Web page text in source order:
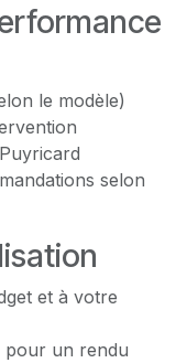
le modèle)
selon
et à votre
pour un rendu